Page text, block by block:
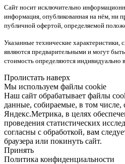
Сайт носит исключительно
информация, опубликованная на нём, ни
публичной офертой, определяемой
Указанные технические
являются предварительными и могут
стоимость определяются
Пролистать наверх
Мы используем файлы cookie
Наш сайт обрабатывает файлы
данные, собираемые, в том числе,
Яндекс.Метрика, в целях
проведения статистических
согласны с обработкой, вам
браузера или покинуть сайт.
Принять
Политика конфиденциальности